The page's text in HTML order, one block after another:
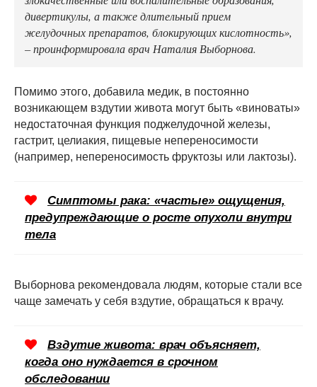
дивертикулы, а также длительный прием
желудочных препаратов, блокирующих кислотность»,
– проинформировала врач Наталия Выборнова.
Помимо этого, добавила медик, в постоянно
возникающем вздутии живота могут быть «виноваты»
недостаточная функция поджелудочной железы,
гастрит, целиакия, пищевые непереносимости
(например, непереносимость фруктозы или лактозы).
Симптомы рака: «частые» ощущения,
предупреждающие о росте опухоли внутри
тела
Выборнова рекомендовала людям, которые стали все
чаще замечать у себя вздутие, обращаться к врачу.
Вздутие живота: врач объясняет,
когда оно нуждается в срочном
обследовании